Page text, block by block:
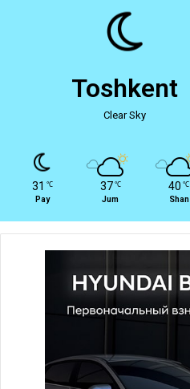
Toshkent
Clear Sky
31 ℃
Pay
37 ℃
Jum
40 ℃
Shan